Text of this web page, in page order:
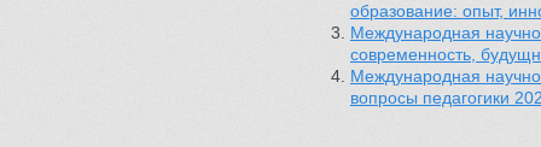
образование: опыт,
Международная
современность,
Международная
вопросы педагогики